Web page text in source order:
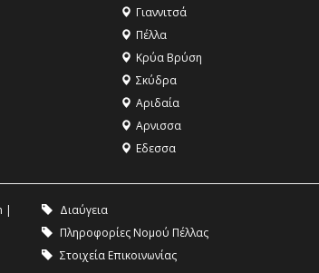
Γιαννιτσά
Πέλλα
Κρύα Βρύση
Σκύδρα
Αριδαία
Aρνισσα
Eδεσσα
| Διαύγεια
Πληροφορίες Νομού Πέλλας
Στοιχεία Επικοινωνίας